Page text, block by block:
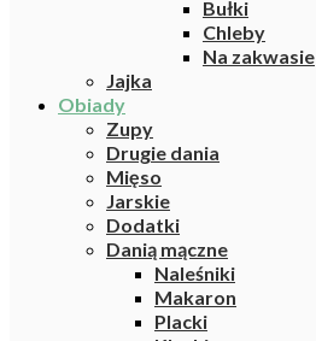
Bułki
Chleby
Na zakwasie
Jajka
Obiady
Zupy
Drugie dania
Mięso
Jarskie
Dodatki
Danią mączne
Naleśniki
Makaron
Placki